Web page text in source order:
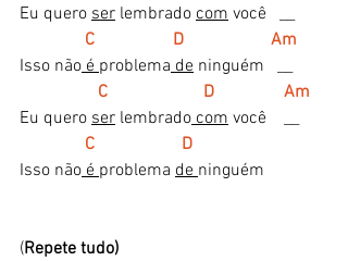
Eu quero ser lembrado com você   __
    C                  D                    Am
Isso não é problema de ninguém   __
    C                      D                Am
Eu quero ser lembrado com você    __
C                    D
Isso não é problema de ninguém
(Repete tudo)